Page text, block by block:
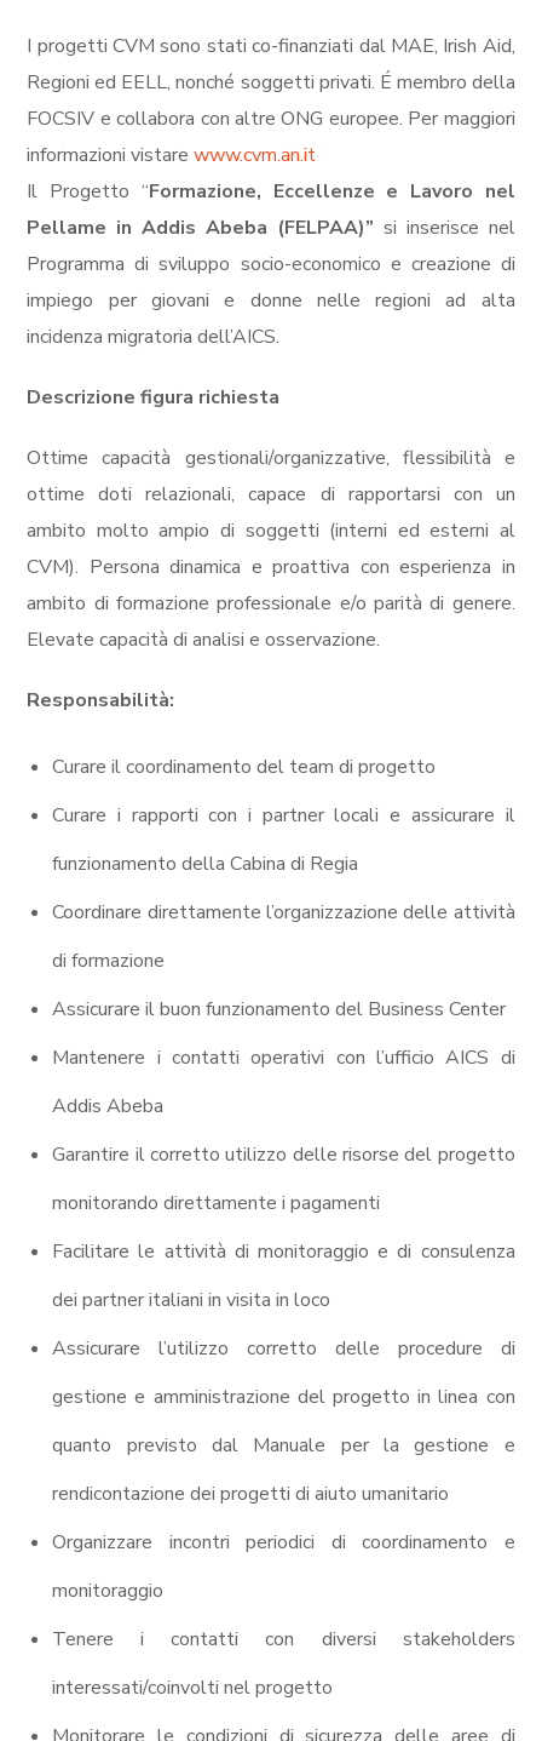
I progetti CVM sono stati co-finanziati dal MAE, Irish Aid,
Regioni ed EELL, nonché soggetti privati. É membro della
FOCSIV e collabora con altre ONG europee. Per maggiori
informazioni vistarewww.cvm.an.it
Il Progetto “Formazione, Eccellenze e Lavoro nel
Pellame in Addis Abeba (FELPAA)” si inserisce nel
Programma di sviluppo socio-economico e creazione di
impiego per giovani e donne nelle regioni ad alta
incidenza migratoria dell’AICS.
Descrizione figura richiesta
Ottime capacità gestionali/organizzative, flessibilità e
ottime doti relazionali, capace di rapportarsi con un
ambito molto ampio di soggetti (interni ed esterni al
CVM). Persona dinamica e proattiva con esperienza in
ambito di formazione professionale e/o parità di genere.
Elevate capacità di analisi e osservazione.
Responsabilità:
Curare il coordinamento del team di progetto
Curare i rapporti con i partner locali e assicurare il
funzionamento della Cabina di Regia
Coordinare direttamente l’organizzazione delle attività
di formazione
Assicurare il buon funzionamento del Business Center
Mantenere i contatti operativi con l’ufficio AICS di
Addis Abeba
Garantire il corretto utilizzo delle risorse del progetto
monitorando direttamente i pagamenti
Facilitare le attività di monitoraggio e di consulenza
dei partner italiani in visita in loco
Assicurare l’utilizzo corretto delle procedure di
gestione e amministrazione del progetto in linea con
quanto previsto dal Manuale per la gestione e
rendicontazione dei progetti di aiuto umanitario
Organizzare incontri periodici di coordinamento e
monitoraggio
Tenere i contatti con diversi stakeholders
interessati/coinvolti nel progetto